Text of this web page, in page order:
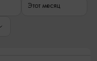
Этот месяц